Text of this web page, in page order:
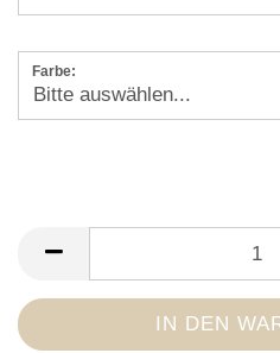
Farbe: